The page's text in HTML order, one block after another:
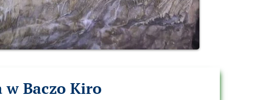
w Baczo Kiro